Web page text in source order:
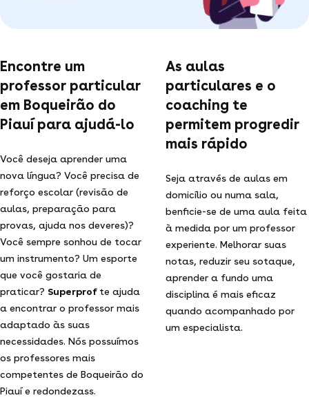
Encontre um
professor particular
em Boqueirão do
Piauí para ajudá-lo
Você deseja aprender uma
nova língua? Você precisa de
reforço escolar (revisão de
aulas, preparação para
provas, ajuda nos deveres)?
Você sempre sonhou de tocar
um instrumento? Um esporte
que você gostaria de
praticar? Superprof te ajuda
a encontrar o professor mais
adaptado às suas
necessidades. Nós possuímos
os professores mais
competentes de Boqueirão do
Piauí e redondezass.
As aulas
particulares e o
coaching te
permitem progredir
mais rápido
Seja através de aulas em
domicílio ou numa sala,
benficie-se de uma aula feita
à medida por um professor
experiente. Melhorar suas
notas, reduzir seu sotaque,
aprender a fundo uma
disciplina é mais eficaz
quando acompanhado por
um especialista.